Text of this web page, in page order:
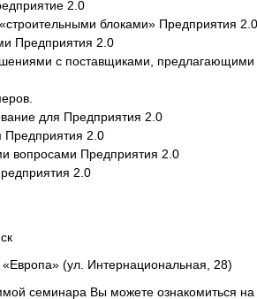
2.0
блоками» Предприятия 2.0
Предприятия 2.0
с поставщиками, предлагающими
для Предприятия 2.0
Предприятия 2.0
вопросами Предприятия 2.0
2.0
(ул. Интернациональная, 28)
семинара Вы можете ознакомиться на